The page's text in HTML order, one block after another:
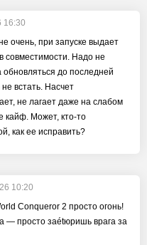
16:30
очень, при запуске выдает
совместимости. Надо не
обновляться до последней
встать. Насчет
не лагает даже на слабом
кайф. Может, кто-то
как ее исправить?
10:20
Conqueror 2 просто огонь!
— просто заétюришь врага за